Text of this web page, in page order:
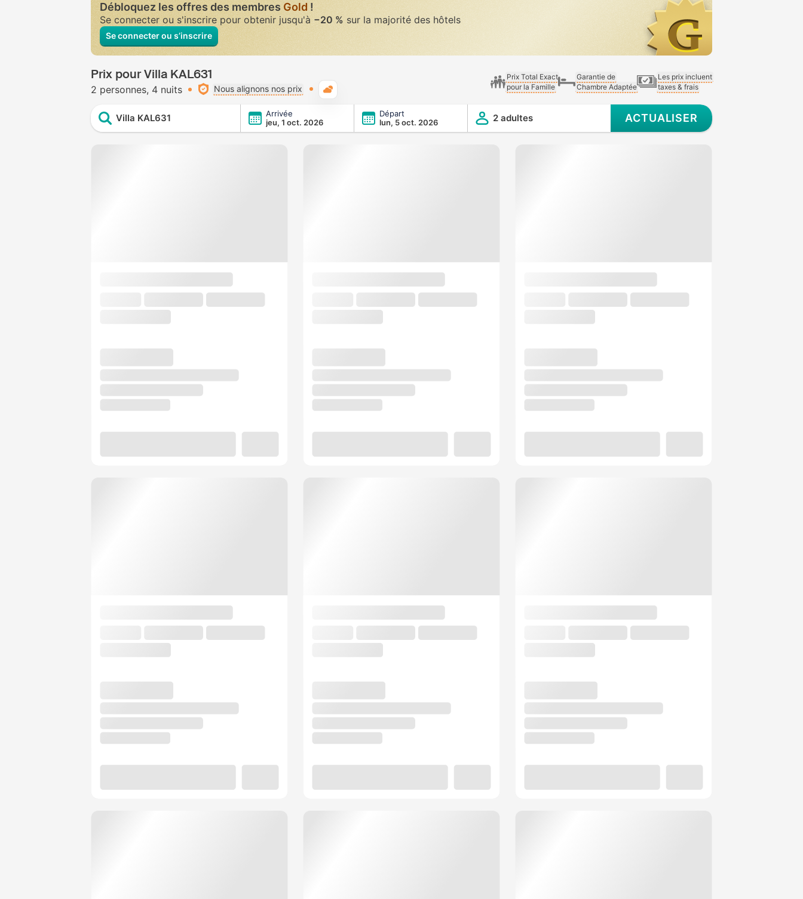
Débloquez les offres des membres Gold!
Se connecter ou s'inscrire pour obtenir jusqu'à −20 % sur la majorité des hôtels
Se connecter ou s’inscrire
Prix pour Villa KAL631
2 personnes 4 nuits Nous alignons nos prix
Prix Total Exact
pour la Famille
Garantie de
Chambre Adaptée
Les prix incluent
taxes & frais
Villa KAL631
Arrivée
jeu, 1 oct. 2026
Départ
lun, 5 oct. 2026
2 adultes ACTUALISER